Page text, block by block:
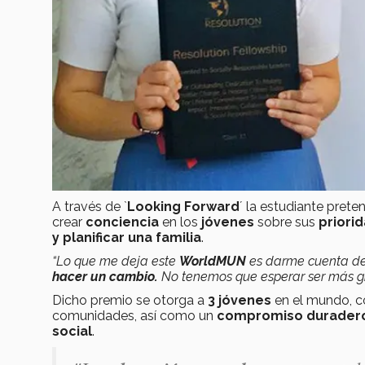
A través de ` Looking Forward´ la estudiante
crear conciencia en los jóvenes sobre sus
y planificar una familia.
“Lo que me deja este WorldMUN es darme cuenta
hacer un cambio. No tenemos que esperar ser más
Dicho premio se otorga a 3 jóvenes en el mundo,
comunidades, así como un compromiso
social.